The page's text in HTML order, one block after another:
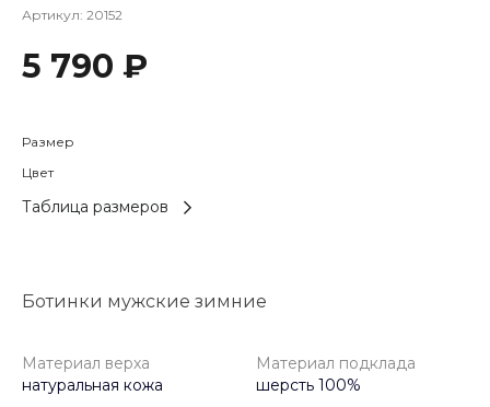
Артикул: 20152
5 790 ₽
Размер
Цвет
Таблица размеров
Ботинки мужские зимние
Материал верха
натуральная кожа
Материал подклада
шерсть 100%